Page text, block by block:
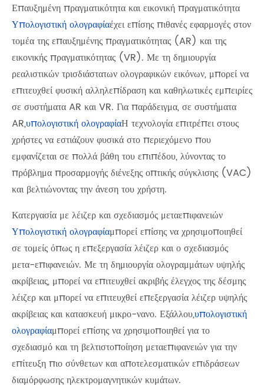
Επαυξημένη πραγματικότητα και εικονική πραγματικότητα
Υπολογιστική ολογραφίαέχει επίσης πιθανές εφαρμογές στον
τομέα της επαυξημένης πραγματικότητας (AR) και της
εικονικής πραγματικότητας (VR). Με τη δημιουργία
ρεαλιστικών τρισδιάστατων ολογραφικών εικόνων, μπορεί να
επιτευχθεί φυσική αλληλεπίδραση και καθηλωτικές εμπειρίες
σε συστήματα AR και VR. Για παράδειγμα, σε συστήματα
AR,υπολογιστική ολογραφίαΗ τεχνολογία επιτρέπει στους
χρήστες να εστιάζουν φυσικά στο περιεχόμενο που
εμφανίζεται σε πολλά βάθη του επιπέδου, λύνοντας το
πρόβλημα προσαρμογής διένεξης οπτικής σύγκλισης (VAC)
και βελτιώνοντας την άνεση του χρήστη.
Κατεργασία με λέιζερ και σχεδιασμός μεταεπιφανειών
Υπολογιστική ολογραφίαμπορεί επίσης να χρησιμοποιηθεί
σε τομείς όπως η επεξεργασία λέιζερ και ο σχεδιασμός
μετα-επιφανειών. Με τη δημιουργία ολογραμμάτων υψηλής
ακρίβειας, μπορεί να επιτευχθεί ακριβής έλεγχος της δέσμης
λέιζερ και μπορεί να επιτευχθεί επεξεργασία λέιζερ υψηλής
ακρίβειας και κατασκευή μικρο-νανο. Εξάλλου,υπολογιστική
ολογραφίαμπορεί επίσης να χρησιμοποιηθεί για το
σχεδιασμό και τη βελτιστοποίηση μεταεπιφανειών για την
επίτευξη πιο σύνθετων και αποτελεσματικών επιδράσεων
διαμόρφωσης ηλεκτρομαγνητικών κυμάτων.